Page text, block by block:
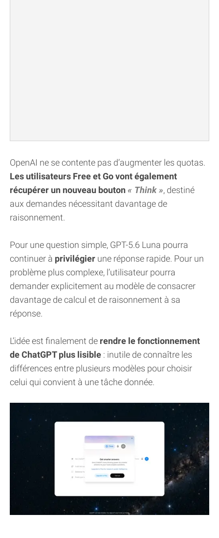
OpenAI ne se contente pas d’augmenter les quotas.
Les utilisateurs Free et Go vont également
récupérer un nouveau bouton
Think
, destiné
aux demandes nécessitant davantage de
raisonnement.
Pour une question simple, GPT-5.6 Luna pourra
continuer à privilégier une réponse rapide. Pour un
problème plus complexe, l’utilisateur pourra
demander explicitement au modèle de consacrer
davantage de calcul et de raisonnement à sa
réponse.
L’idée est finalement de rendre le fonctionnement
de ChatGPT plus lisible : inutile de connaître les
différences entre plusieurs modèles pour choisir
celui qui convient à une tâche donnée.